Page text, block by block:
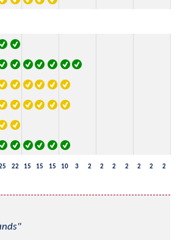
22 15 15 15 10 3 2 2 2 2 2 2 2